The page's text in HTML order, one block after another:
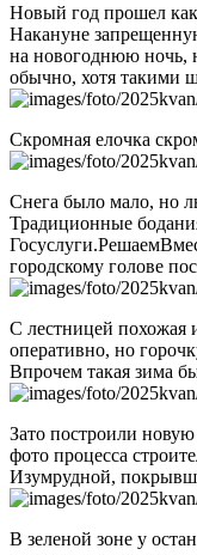
Новый год прошел
Накануне
на новогоднюю ночь,
обычно, хотя такими
Скромная елочка
Снега было мало, но
Традиционные
городскому голове
С лестницей похожая
оперативно, но
Впрочем такая зима
Зато построили
фото процесса
Изумрудной,
В зеленой зоне у